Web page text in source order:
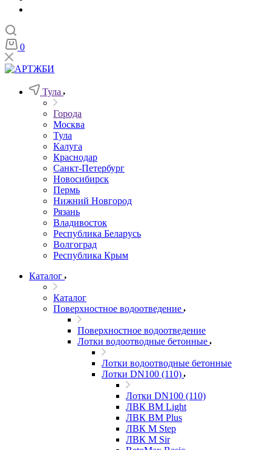
0
Тула
Города
Москва
Тула
Калуга
Краснодар
Санкт-Петербург
Новосибирск
Пермь
Нижний Новгород
Рязань
Владивосток
Республика Беларусь
Волгоград
Республика Крым
Каталог
Каталог
Поверхностное водоотведение
Поверхностное водоотведение
Лотки водоотводные бетонные
Лотки водоотводные бетонные
Лотки DN100 (110)
Лотки DN100 (110)
ЛВК ВМ Light
ЛВК ВМ Plus
ЛВК М Step
ЛВК М Sir